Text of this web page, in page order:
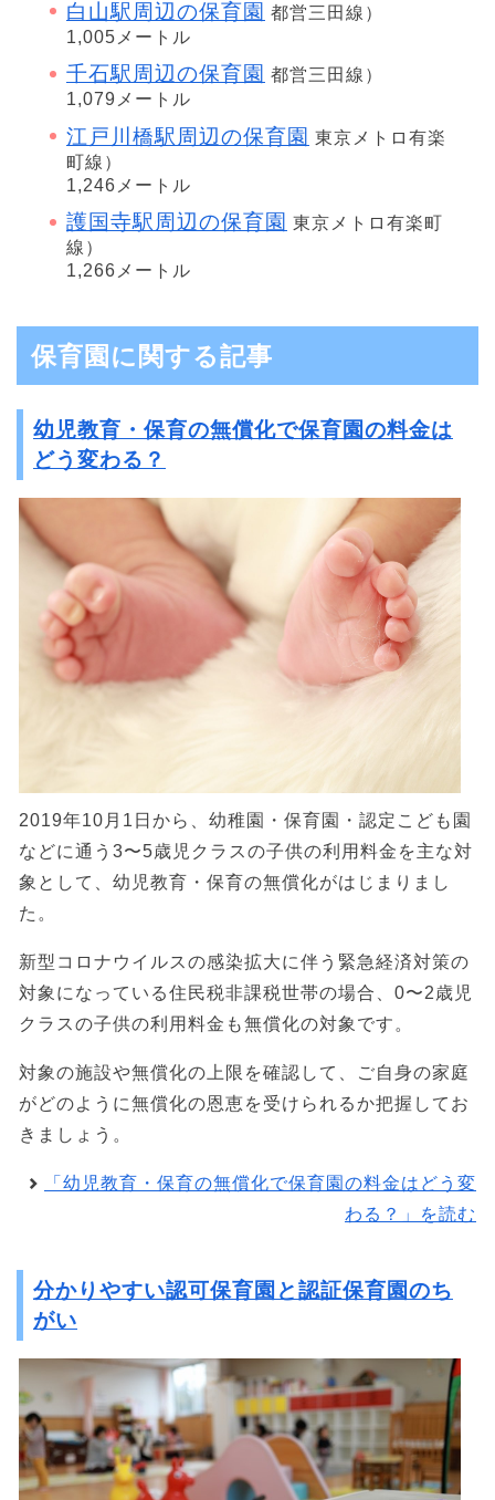
白山駅周辺の保育園 都営三田線）
1,005メートル
千石駅周辺の保育園 都営三田線）
1,079メートル
江戸川橋駅周辺の保育園 東京メトロ有楽
町線）
1,246メートル
護国寺駅周辺の保育園 東京メトロ有楽町
線）
1,266メートル
保育園に関する記事
幼児教育・保育の無償化で保育園の料金は
どう変わる？
2019年10月1日から、幼稚園・保育園・認定こども園
などに通う3〜5歳児クラスの子供の利用料金を主な対
象として、幼児教育・保育の無償化がはじまりまし
た。
新型コロナウイルスの感染拡大に伴う緊急経済対策の
対象になっている住民税非課税世帯の場合、0〜2歳児
クラスの子供の利用料金も無償化の対象です。
対象の施設や無償化の上限を確認して、ご自身の家庭
がどのように無償化の恩恵を受けられるか把握してお
きましょう。
「幼児教育・保育の無償化で保育園の料金はどう変
わる？」を読む
分かりやすい認可保育園と認証保育園のち
がい